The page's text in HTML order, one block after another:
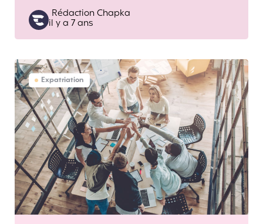
Posted
by
Rédaction Chapka
il y a 7 ans
Expatriation